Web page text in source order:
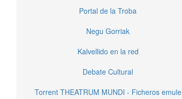
Portal de la Troba
Negu Gorriak
Kalvellido en la red
Debate Cultural
Torrent THEATRUM MUNDI - Ficheros emule